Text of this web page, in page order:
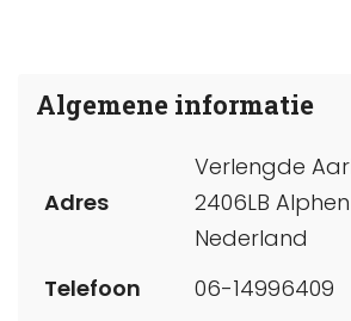
Algemene informatie
Adres
Verlengde
2406LB
Nederland
Telefoon
06-14996409